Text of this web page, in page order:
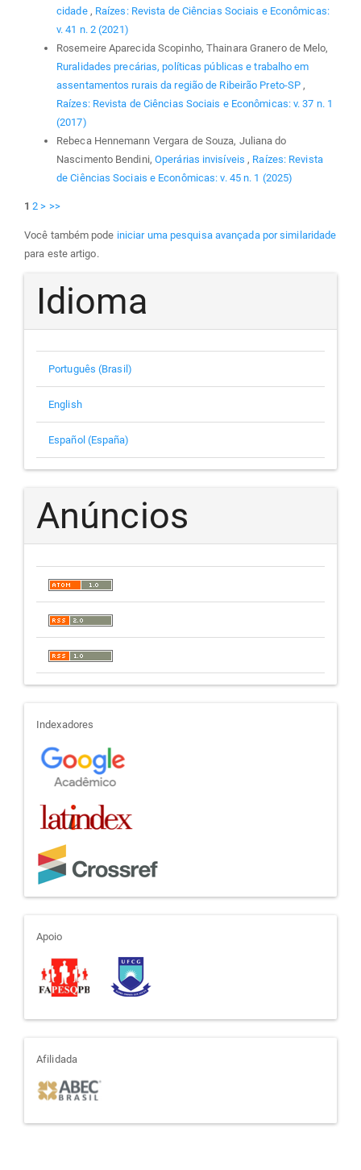
cidade , Raízes: Revista de Ciências Sociais e Econômicas:
v. 41 n. 2 (2021)
Rosemeire Aparecida Scopinho, Thainara Granero de Melo,
Ruralidades precárias, políticas públicas e trabalho em
assentamentos rurais da região de Ribeirão Preto-SP,
Raízes: Revista de Ciências Sociais e Econômicas: v. 37 n. 1
(2017)
Rebeca Hennemann Vergara de Souza, Juliana do
Nascimento Bendini, Operárias invisíveis, Raízes: Revista
de Ciências Sociais e Econômicas: v. 45 n. 1 (2025)
1 2 > >>
Você também pode iniciar uma pesquisa avançada por similaridade
para este artigo.
Idioma
Português (Brasil)
English
Español (España)
Anúncios
indexadores
Indexadores
apoio
Apoio
afiliada
Afilidada